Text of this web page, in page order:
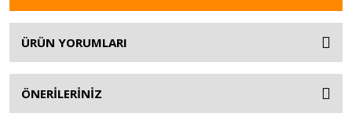
ÜRÜN YORUMLARI
ÖNERİLERİNİZ